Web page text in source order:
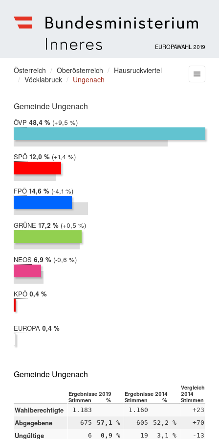
für
Inneres
EUROPAWAHL 2019
Sie
befinden
hier:
Österreich Oberösterreich
Hausruckviertel
Vöcklabruck
Ungenach
Gemeinde Ungenach
ÖVP 2019:
48,4 %
2014:
38,9 %
Differenz:
+9,5 %
SPÖ 2019:
12,0 %
2014:
10,6 %
Differenz:
+1,4 %
FPÖ 2019:
14,6 %
2014:
18,8 %
Differenz:
-4,1 %
GRÜNE 2019:
17,2 %
2014:
16,7 %
Differenz:
+0,5 %
NEOS 2019:
6,9 %
2014:
7,5 %
Differenz:
-0,6 %
KPÖ 2019:
0,4 %
EUROPA 2019:
0,4 %
Gemeinde Ungenach
Ergebnisse 2019 Ergebnisse 2014
Vergleich
2014
Stimmen
% Stimmen % Stimmen
Wahlberechtigte 1.183 1.160 +23
Abgegebene 675 57,1 % 605 52,2 % +70
Ungültige 6 0,9 % 19 3,1 % -13